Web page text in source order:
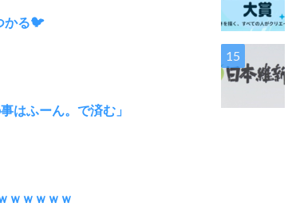
かる🐦
はふーん。で済む」
ｗｗｗｗｗ